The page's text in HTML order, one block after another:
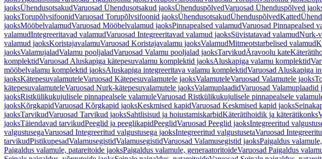
jaoksÜhendusotsakudVaruosad Ühendusotsakud jaoksÜhenduspõlvedVaruosad Ühenduspõlved
jaoksTorupõlvsifoonidVaruosad Torupõlvsifoonid jaoksÜhendusotsakudÜhenduspõlvedKatted
jaoksMööbelvalamudVaruosad Mööbelvalamud jaoksPinnapealsed valamudVaruosad Pinnapealsed
valamudIntegreeritavad valamudVaruosad Integreeritavad valamud jaoksSüvistatavad valamudNurk-
valamud jaoksKoristajavalamuVaruosad Koristajavalamu jaoksValamudMitmeotstarbelised valamud
jaoksValamujaladValamu pooljaladVaruosad Valamu pooljalad jaoksTarvikudÄravoolu kate
komplektidVaruosad Aluskapiga kätepesuvalamu komplektid jaoksAluskapiga valamu komplektid
mööbelvalamu komplektid jaoksAluskapiga integreeritava valamu komplektidVaruosad Aluskapiga
jaoksKätepesuvalamuteleVaruosad Kätepesuvalamutele jaoksValamuteleVaruosad Valamutele jaoks
kätepesuvalamuteleVaruosad Nurk-kätepesuvalamutele jaoksValamuplaadidVaruosad Valamuplaadid
jaoksRistkülikukujulisele pinnapealsele valamuleVaruosad Ristkülikukujulisele pinnapealsele
jaoksKõrgkapidVaruosad Kõrgkapid jaoksKeskmised kapidVaruosad Keskmised kapid jaoks
jaoksTarvikudVaruosad Tarvikud jaoksSahtlisisud ja hoiustamiskarbidKäterätihoidik ja käterätikonks
jaoksTäiendavad tarvikudPeeglid ja peeglikapidPeeglidVaruosad Peeglid jaoksIntegreeritud
valgustusegaVaruosad Integreeritud valgustusega jaoksIntegreeritud valgustusetaVaruosad
tarvikudPistikupesadValamusegistidValamusegistidVaruosad Valamusegistid jaoksPaigaldus
Paigaldus valamule, patareitoide jaoksPaigaldus valamule, generaatoritoideVaruosad Paigaldus